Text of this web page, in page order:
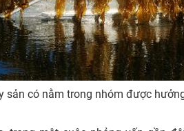
sản có nằm trong nhóm được